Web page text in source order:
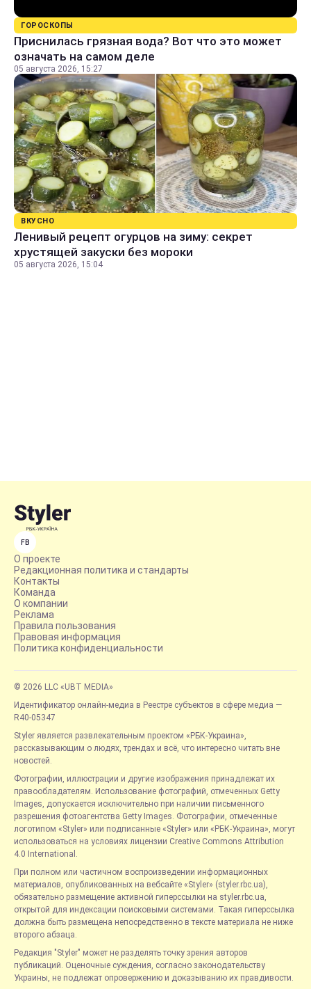
ГОРОСКОПЫ
Приснилась грязная вода? Вот что это может
означать на самом деле
05 августа 2026, 15:27
ВКУСНО
Ленивый рецепт огурцов на зиму: секрет
хрустящей закуски без мороки
05 августа 2026, 15:04
FB
О проекте
Редакционная политика и стандарты
Контакты
Команда
О компании
Реклама
Правила пользования
Правовая информация
Политика конфиденциальности
© 2026 LLC «UBT MEDIA»
Идентификатор онлайн-медиа в Реестре субъектов в сфере медиа —
R40-05347
Styler является развлекательным проектом «РБК-Украина»,
рассказывающим о людях, трендах и всё, что интересно читать вне
новостей.
Фотографии, иллюстрации и другие изображения принадлежат их
правообладателям. Использование фотографий, отмеченных Getty
Images, допускается исключительно при наличии письменного
разрешения фотоагентства Getty Images. Фотографии, отмеченные
логотипом «Styler» или подписанные «Styler» или «РБК-Украина», могут
использоваться на условиях лицензии Creative Commons Attribution
4.0 International.
При полном или частичном воспроизведении информационных
материалов, опубликованных на вебсайте «Styler» (styler.rbc.ua),
обязательно размещение активной гиперссылки на styler.rbc.ua,
открытой для индексации поисковыми системами. Такая гиперссылка
должна быть размещена непосредственно в тексте материала не ниже
второго абзаца.
Редакция "Styler" может не разделять точку зрения авторов
публикаций. Оценочные суждения, согласно законодательству
Украины, не подлежат опровержению и доказыванию их правдивости.